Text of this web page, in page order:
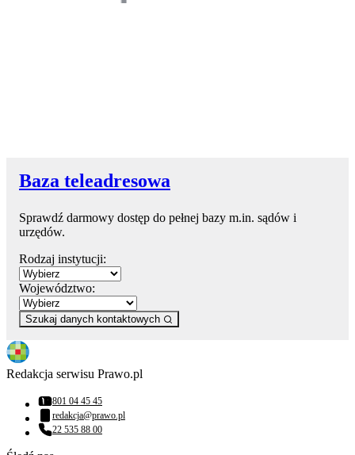
Baza teleadresowa
Sprawdź darmowy dostęp do pełnej bazy m.in. sądów i
urzędów.
Rodzaj instytucji:
Województwo:
Szukaj danych kontaktowych
Redakcja serwisu Prawo.pl
Numer telefonu:
801 04 45 45
Adres email:
redakcja@prawo.pl
Numer telefonu:
22 535 88 00